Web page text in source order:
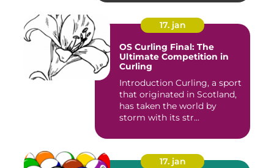
17. jan
OS Curling Final: The
Ultimate Competition in
Curling
Introduction Curling, a sport
that originated in Scotland,
has taken the world by
storm with its str...
17. jan